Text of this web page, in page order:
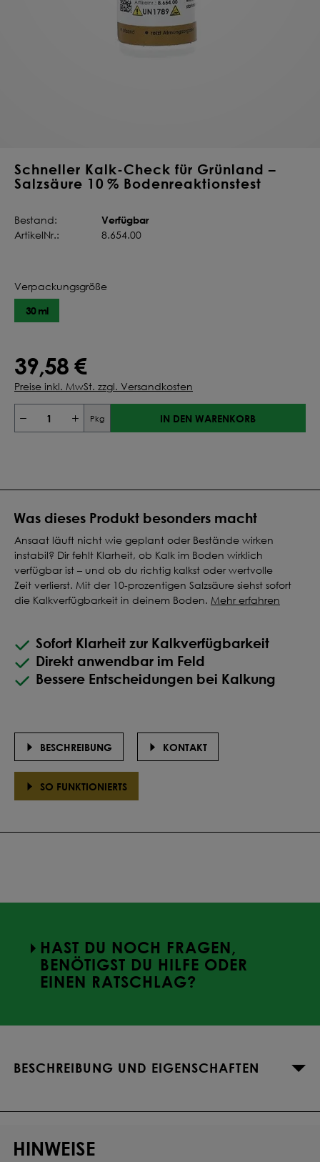
Schneller Kalk-Check für Grünland –
Salzsäure 10 % Bodenreaktionstest
Was dieses Produkt besonders macht
Ansaat läuft nicht wie geplant oder Bestände wirken
instabil? Dir fehlt Klarheit, ob Kalk im Boden wirklich
verfügbar ist – und ob du richtig kalkst oder wertvolle
Zeit verlierst. Mit der 10-prozentigen Salzsäure siehst sofort
die Kalkverfügbarkeit in deinem Boden. Mehr erfahren
Sofort Klarheit zur Kalkverfügbarkeit
Direkt anwendbar im Feld
Bessere Entscheidungen bei Kalkung
Verpackungsgröße
30 ml
39,58 €
Preise inkl. MwSt. zzgl. Versandkosten
Bestand: Verfügbar
ArtikelNr.: 8.654.00
Pkg IN DEN WARENKORB
BESCHREIBUNG KONTAKT
SO FUNKTIONIERTS
HAST DU NOCH FRAGEN,
BENÖTIGST DU HILFE ODER
EINEN RATSCHLAG?
BESCHREIBUNG UND EIGENSCHAFTEN
HINWEISE
Deine Saat-